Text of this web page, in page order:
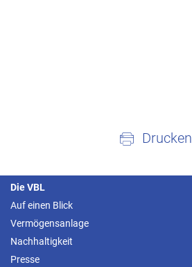
Drucken
Die VBL
Auf einen Blick
Vermögensanlage
Nachhaltigkeit
Presse